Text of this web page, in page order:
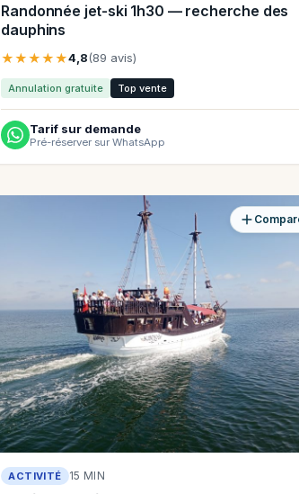
Randonnée jet-ski 1h30 — recherche des
dauphins
★★★★★4,8(89 avis)
Annulation gratuite Top vente
Tarif sur demande
Pré-réserver sur WhatsApp
ACTIVITÉ 15 MIN